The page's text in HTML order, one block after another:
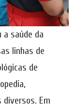
a saúde da
linhas de
de
Em